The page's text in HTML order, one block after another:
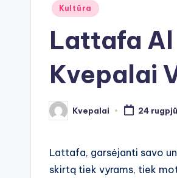
Posted
Kultūra
Lattafa Al
Kvepalai
Posted
by
Kvepalai 24
Lattafa, garsėjanti savo
skirtą tiek vyrams, tiek